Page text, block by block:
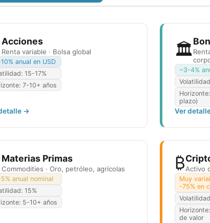
Acciones
Renta variable · Bolsa global
anual en USD
15-17%
7-10+ años
→
🏛️
~3-4%
Horizonte:
plazo)
Ver
Materias Primas
Commodities · Oro, petróleo, agrícolas
anual nominal
15%
5-10+ años
₿Activo
Muy
-75% en
Horizonte:
de valor